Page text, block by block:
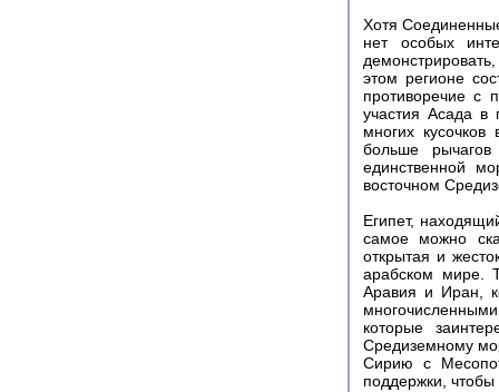
Хотя
нет особых
этом регионе
противоречие с
участия Асада в
многих
больше
единственной
восточном
Египет,
самое можно
открытая и
арабском мире.
Аравия и Иран,
которые
Средиземному
Сирию с
поддержки,